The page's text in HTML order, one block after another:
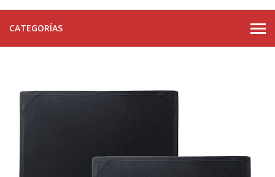
CATEGORÍAS